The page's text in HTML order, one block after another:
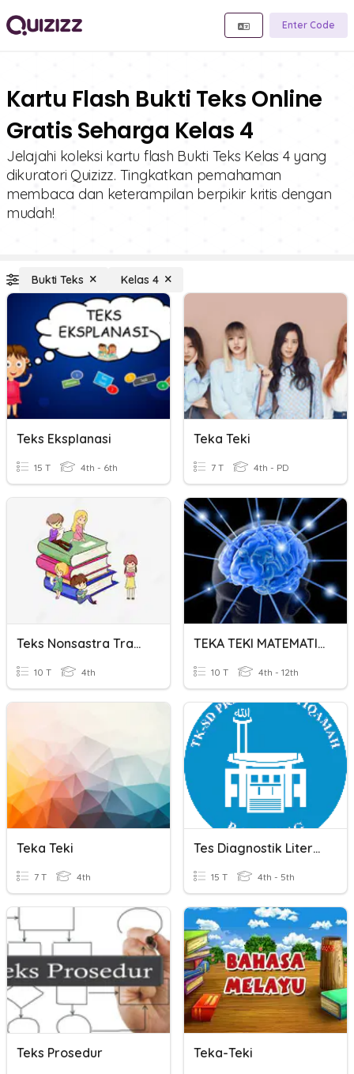
Enter Code
Kartu Flash Bukti Teks Online
Gratis Seharga Kelas 4
Jelajahi koleksi kartu flash Bukti Teks Kelas 4 yang
dikuratori Quizizz. Tingkatkan pemahaman
membaca dan keterampilan berpikir kritis dengan
mudah!
Bukti Teks Kelas 4
Teks Eksplanasi
15 T 4th - 6th
Teka Teki
7 T 4th - PD
Teks Nonsastra Tradhisi
10 T 4th
TEKA TEKI MATEMATIK
10 T 4th - 12th
Teka Teki
7 T 4th
Tes Diagnostik Literasi Teks Informasi
15 T 4th - 5th
Teks Prosedur Teka-Teki